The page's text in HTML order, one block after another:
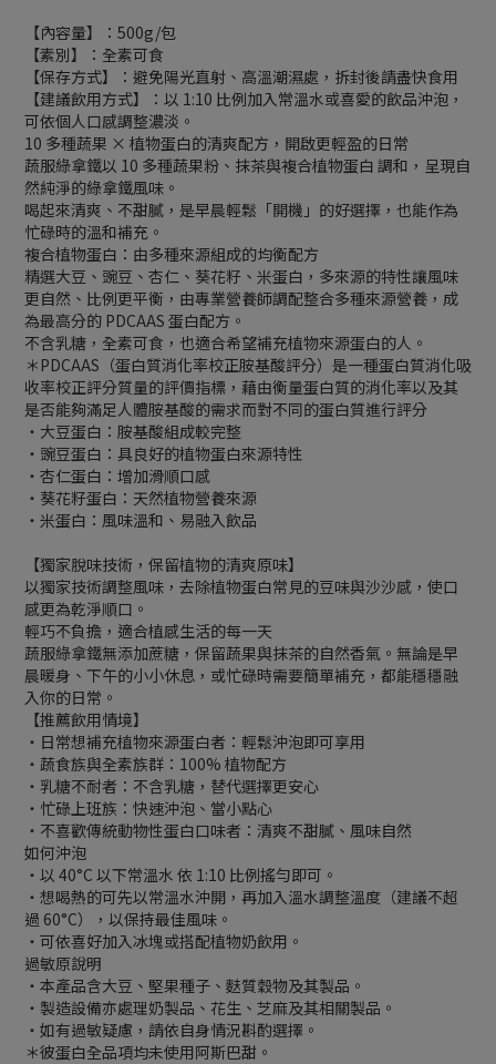
【內容量】：500g/包
【素別】：全素可食
【保存方式】：避免陽光直射、高溫潮濕處，拆封後請盡快食用
【建議飲用方式】：以 1:10 比例加入常溫水或喜愛的飲品沖泡，
可依個人口感調整濃淡。
10 多種蔬果 × 植物蛋白的清爽配方，開啟更輕盈的日常
蔬服綠拿鐵以 10 多種蔬果粉、抹茶與複合植物蛋白 調和，呈現自
然純淨的綠拿鐵風味。
喝起來清爽、不甜膩，是早晨輕鬆「開機」的好選擇，也能作為
忙碌時的溫和補充。
複合植物蛋白：由多種來源組成的均衡配方
精選大豆、豌豆、杏仁、葵花籽、米蛋白，多來源的特性讓風味
更自然、比例更平衡，由專業營養師調配整合多種來源營養，成
為最高分的 PDCAAS 蛋白配方。
不含乳糖，全素可食，也適合希望補充植物來源蛋白的人。
＊PDCAAS（蛋白質消化率校正胺基酸評分）是一種蛋白質消化吸
收率校正評分質量的評價指標，藉由衡量蛋白質的消化率以及其
是否能夠滿足人體胺基酸的需求而對不同的蛋白質進行評分
・大豆蛋白：胺基酸組成較完整
・豌豆蛋白：具良好的植物蛋白來源特性
・杏仁蛋白：增加滑順口感
・葵花籽蛋白：天然植物營養來源
・米蛋白：風味溫和、易融入飲品
【獨家脫味技術，保留植物的清爽原味】
以獨家技術調整風味，去除植物蛋白常見的豆味與沙沙感，使口
感更為乾淨順口。
輕巧不負擔，適合植感生活的每一天
蔬服綠拿鐵無添加蔗糖，保留蔬果與抹茶的自然香氣。無論是早
晨暖身、下午的小小休息，或忙碌時需要簡單補充，都能穩穩融
入你的日常。
【推薦飲用情境】
・日常想補充植物來源蛋白者：輕鬆沖泡即可享用
・蔬食族與全素族群：100% 植物配方
・乳糖不耐者：不含乳糖，替代選擇更安心
・忙碌上班族：快速沖泡、當小點心
・不喜歡傳統動物性蛋白口味者：清爽不甜膩、風味自然
如何沖泡
・以 40°C 以下常溫水 依 1:10 比例搖勻即可。
・想喝熱的可先以常溫水沖開，再加入溫水調整溫度（建議不超
過 60°C），以保持最佳風味。
・可依喜好加入冰塊或搭配植物奶飲用。
過敏原說明
・本產品含大豆、堅果種子、麩質穀物及其製品。
・製造設備亦處理奶製品、花生、芝麻及其相關製品。
・如有過敏疑慮，請依自身情況斟酌選擇。
＊彼蛋白全品項均未使用阿斯巴甜。